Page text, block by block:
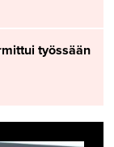
työssään